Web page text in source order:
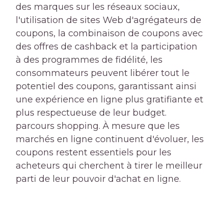
des marques sur les réseaux sociaux,
l'utilisation de sites Web d'agrégateurs de
coupons, la combinaison de coupons avec
des offres de cashback et la participation
à des programmes de fidélité, les
consommateurs peuvent libérer tout le
potentiel des coupons, garantissant ainsi
une expérience en ligne plus gratifiante et
plus respectueuse de leur budget.
parcours shopping. À mesure que les
marchés en ligne continuent d'évoluer, les
coupons restent essentiels pour les
acheteurs qui cherchent à tirer le meilleur
parti de leur pouvoir d'achat en ligne.